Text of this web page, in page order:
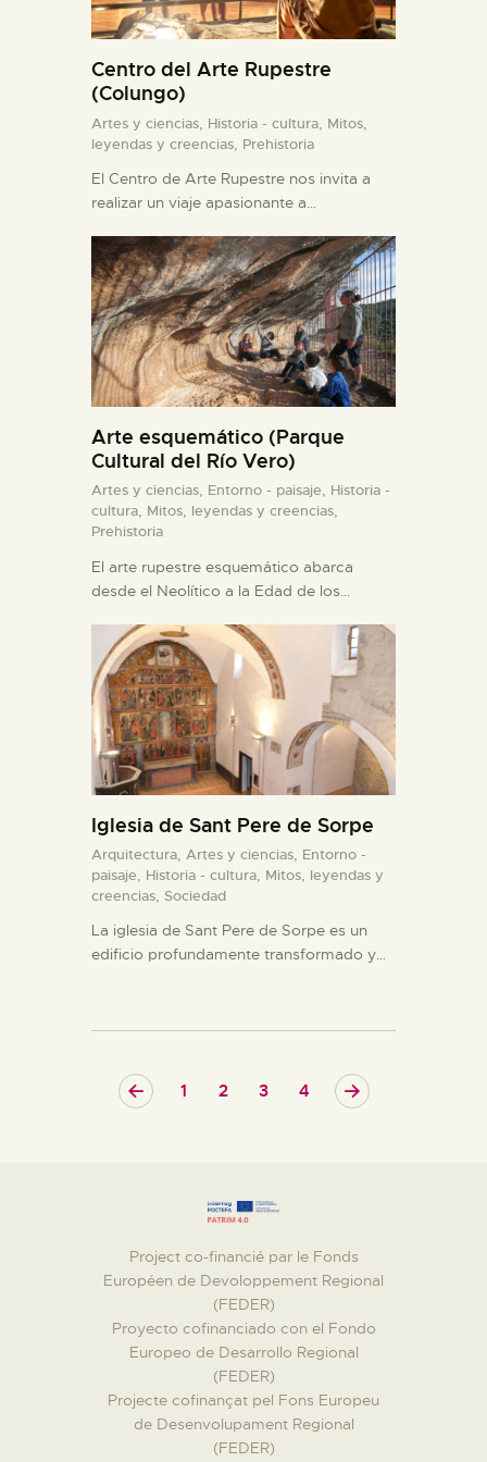
Centro del Arte Rupestre
(Colungo)
Artes y ciencias, Historia - cultura, Mitos,
leyendas y creencias, Prehistoria
El Centro de Arte Rupestre nos invita a
realizar un viaje apasionante a…
Arte esquemático (Parque
Cultural del Río Vero)
Artes y ciencias, Entorno - paisaje, Historia -
cultura, Mitos, leyendas y creencias,
Prehistoria
El arte rupestre esquemático abarca
desde el Neolítico a la Edad de los…
Iglesia de Sant Pere de Sorpe
Arquitectura, Artes y ciencias, Entorno -
paisaje, Historia - cultura, Mitos, leyendas y
creencias, Sociedad
La iglesia de Sant Pere de Sorpe es un
edificio profundamente transformado y…
1 2 3 4
Project co-financié par le Fonds
Européen de Devoloppement Regional
(FEDER)
Proyecto cofinanciado con el Fondo
Europeo de Desarrollo Regional
(FEDER)
Projecte cofinançat pel Fons Europeu
de Desenvolupament Regional
(FEDER)